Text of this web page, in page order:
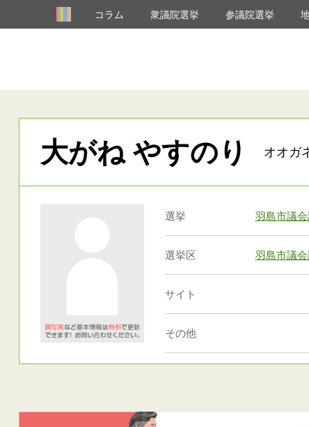
コラム 衆議院選挙 参議院選挙
大がね やすのり オオガ
選挙 羽島市議
選挙区 羽島市議
サイト
その他